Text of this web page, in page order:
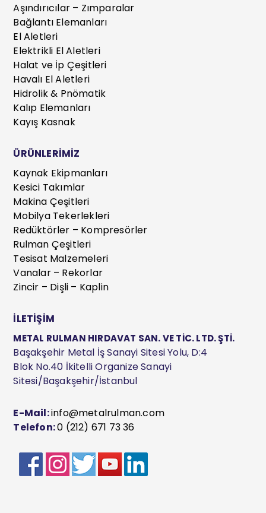
Aşındırıcılar – Zımparalar
Bağlantı Elemanları
El Aletleri
Elektrikli El Aletleri
Halat ve İp Çeşitleri
Havalı El Aletleri
Hidrolik & Pnömatik
Kalıp Elemanları
Kayış Kasnak
ÜRÜNLERİMİZ
Kaynak Ekipmanları
Kesici Takımlar
Makina Çeşitleri
Mobilya Tekerlekleri
Redüktörler – Kompresörler
Rulman Çeşitleri
Tesisat Malzemeleri
Vanalar – Rekorlar
Zincir – Dişli – Kaplin
İLETİŞİM
METAL RULMAN HIRDAVAT SAN. VE TİC. LTD. ŞTİ.
Başakşehir Metal İş Sanayi Sitesi Yolu, D:4
Blok No.40 İkitelli Organize Sanayi
Sitesi/Başakşehir/İstanbul
E-Mail:info@metalrulman.com
Telefon:0 (212) 671 73 36